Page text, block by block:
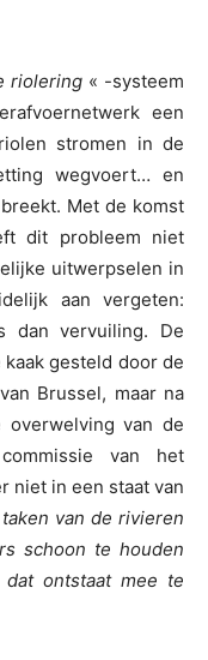
riolering « -systeem
een
stromen in de
wegvoert… en
Met de komst
dit probleem niet
uitwerpselen in
aan vergeten:
dan vervuiling. De
gesteld door de
Brussel, maar na
van de
van het
niet in een staat van
van de rivieren
schoon te houden
ontstaat mee te